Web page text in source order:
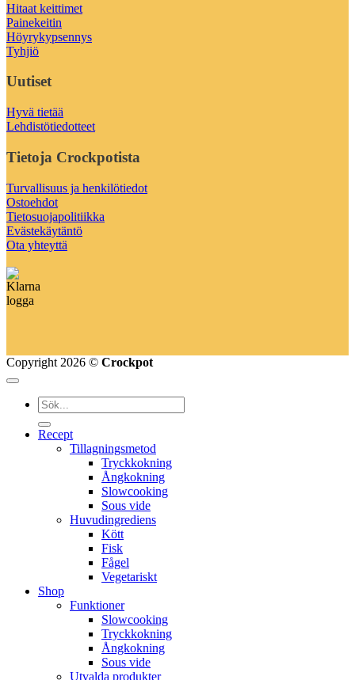
Hitaat keittimet
Painekeitin
Höyrykypsennys
Tyhjiö
Uutiset
Hyvä tietää
Lehdistötiedotteet
Tietoja Crockpotista
Turvallisuus ja henkilötiedot
Ostoehdot
Tietosuojapolitiikka
Evästekäytäntö
Ota yhteyttä
Copyright 2026 © Crockpot
Recept
Tillagningsmetod
Tryckkokning
Ångkokning
Slowcooking
Sous vide
Huvudingrediens
Kött
Fisk
Fågel
Vegetariskt
Shop
Funktioner
Slowcooking
Tryckkokning
Ångkokning
Sous vide
Utvalda produkter